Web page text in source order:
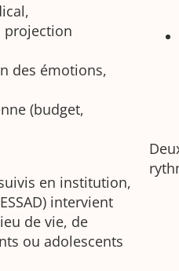
projection
des émotions,
(budget,
en institution,
intervient
de vie, de
ou adolescents